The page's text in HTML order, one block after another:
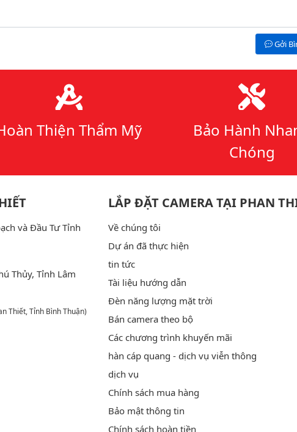
Gởi
Thiện Thẩm Mỹ
Bảo Hành
Chóng
và Đầu Tư Tỉnh
Thủy, Tỉnh Lâm
Thiết, Tỉnh Bình Thuận)
LẮP ĐẶT CAMERA TẠI PHAN
Về chúng tôi
Dự án đã thực hiện
tin tức
Tài liệu hướng dẫn
Đèn năng lượng mặt trời
Bán camera theo bộ
Các chương trình khuyến mãi
hàn cáp quang - dịch vụ viễn thông
dịch vụ
Chính sách mua hàng
Bảo mật thông tin
Chính sách hoàn tiền